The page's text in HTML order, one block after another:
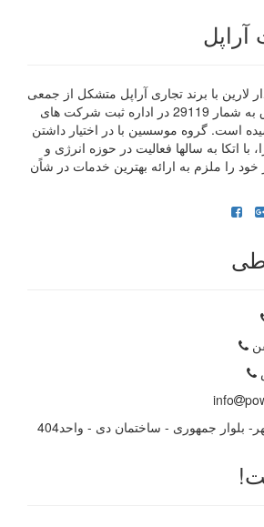
لارین با برند تجاری آراپل متشکل از جمعی
از مهندسین پویا و خلاق به شمار 29119 در اداره ثبت شرکت های
است. گروه موسسین با در اختیار داشتن
اتکا به سالها فعالیت در حوزه انرژی و
را ملزم به ارائه بهترین خدمات در شاًن
info
بلوار جمهوری - ساختمان دی - واحد404